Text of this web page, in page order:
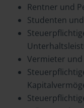
Rentner und
Studenten
Vermieter